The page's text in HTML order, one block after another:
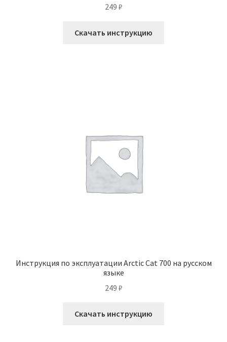
249 ₽
Скачать инструкцию
Инструкция по эксплуатации Arctic Cat 700 на русском
языке
249 ₽
Скачать инструкцию